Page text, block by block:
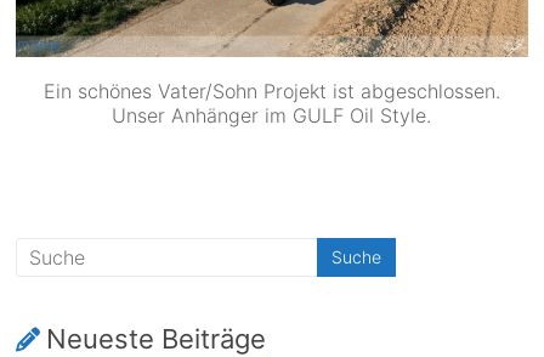
Ein schönes Vater/Sohn Projekt ist abgeschlossen.
Unser Anhänger im GULF Oil Style.
Neueste Beiträge